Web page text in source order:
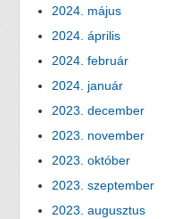
2024. május
2024. április
2024. február
2024. január
2023. december
2023. november
2023. október
2023. szeptember
2023. augusztus